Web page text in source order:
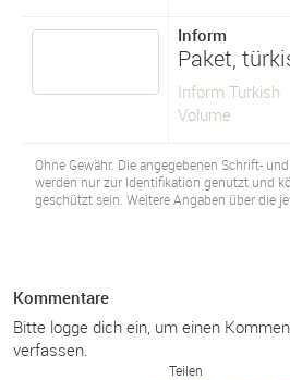
Inform
Paket,
Inform Turkish
Volume
Ohne Gewähr. Die angegebenen Schrift-
werden nur zur Identifikation genutzt und
geschützt sein. Weitere Angaben über die
Kommentare
Bitte logge dich ein, um einen
verfassen.
Teilen